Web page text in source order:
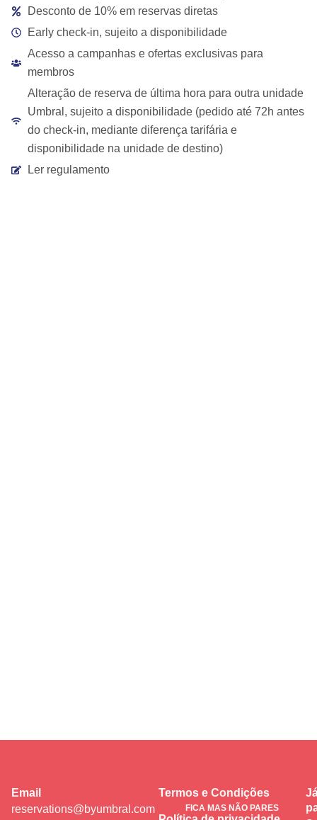
Desconto de 10% em reservas diretas
Early check-in, sujeito a disponibilidade
Acesso a campanhas e ofertas exclusivas para
membros
Alteração de reserva de última hora para outra unidade
Umbral, sujeito a disponibilidade (pedido até 72h antes
do check-in, mediante diferença tarifária e
disponibilidade na unidade de destino)
Ler regulamento
FICA MAS NÃO PARES
Termos e Condições
Email
reservations@byumbral.com